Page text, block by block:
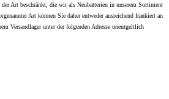
Art beschränkt, die wir als Neubatterien in unserem Sortiment
Art können Sie daher entweder ausreichend frankiert an
Versandlager unter der folgenden Adresse unentgeltlich